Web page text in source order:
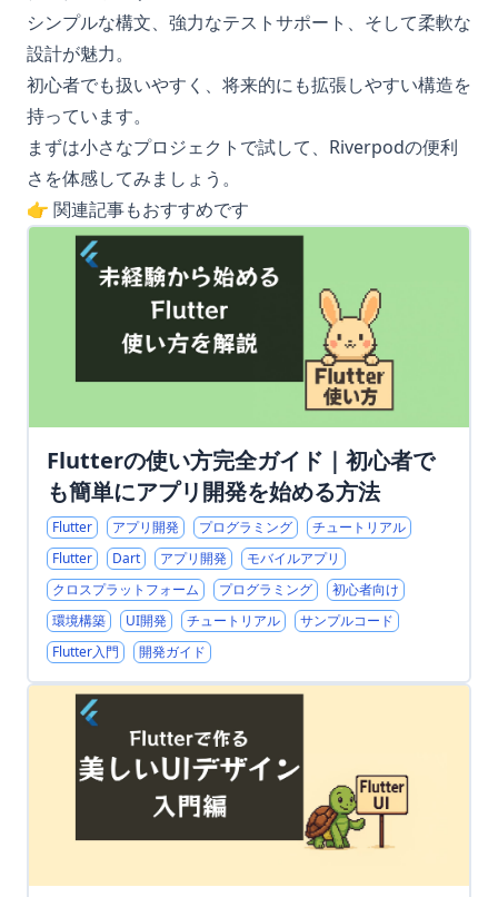
シンプルな構文、強力なテストサポート、そして柔軟な
設計が魅力。
初心者でも扱いやすく、将来的にも拡張しやすい構造を
持っています。
まずは小さなプロジェクトで試して、Riverpodの便利
さを体感してみましょう。
👉 関連記事もおすすめです
Flutterの使い方完全ガイド｜初心者で
も簡単にアプリ開発を始める方法
Flutter アプリ開発 プログラミング
チュートリアル
Flutter
Dart アプリ開発
モバイルアプリ
クロスプラットフォーム
プログラミング
初心者向け
環境構築
UI開発 チュートリアル
サンプルコード
Flutter入門
開発ガイド